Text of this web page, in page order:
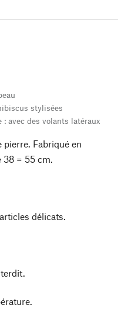
stylisées
avec des volants latéraux
Fabriqué en
38 = 55 cm.
délicats.